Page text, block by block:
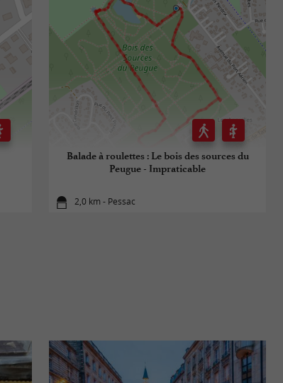
Balade à roulettes : Le bois des sources du
Peugue - Impraticable
2,0 km - Pessac